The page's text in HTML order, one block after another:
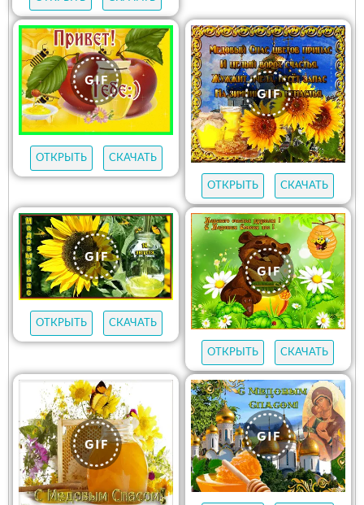
ОТКРЫТЬ СКАЧАТЬ
ОТКРЫТЬ СКАЧАТЬ
ОТКРЫТЬ СКАЧАТЬ
ОТКРЫТЬ СКАЧАТЬ